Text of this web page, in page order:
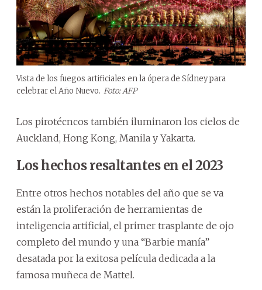
Vista de los fuegos artificiales en la ópera de Sídney para
celebrar el Año Nuevo. Foto: AFP
Los pirotécncos también iluminaron los cielos de
Auckland, Hong Kong, Manila y Yakarta.
Los hechos resaltantes en el 2023
Entre otros hechos notables del año que se va
están la proliferación de herramientas de
inteligencia artificial, el primer trasplante de ojo
completo del mundo y una “Barbie manía”
desatada por la exitosa película dedicada a la
famosa muñeca de Mattel.